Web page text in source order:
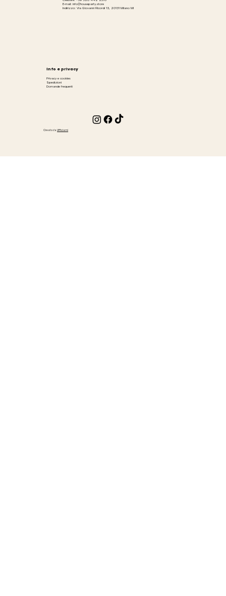
E-mail: info@houseparty.store
Indirizzo: Via Giovanni Ricordi 13, 20131 Milano MI
Info e privacy
Privacy e cookies
Spedizioni
Domande frequenti
Creato da Ufficiami